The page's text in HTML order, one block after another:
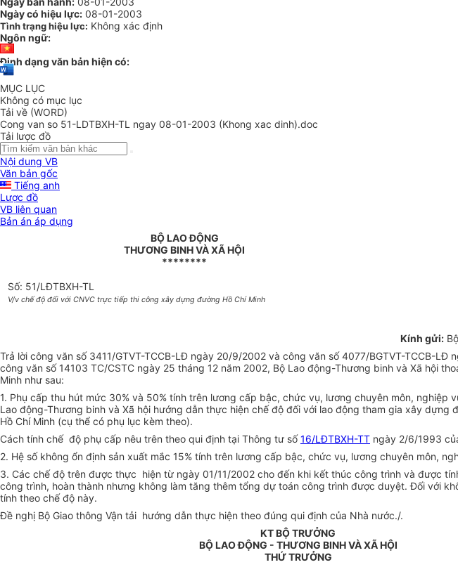
Ngày có hiệu lực: 08-01-2003
Tình trạng hiệu lực: Không xác định
Ngôn ngữ:
Định dạng văn bản hiện có:
MỤC LỤC
Không có mục lục
Tải về (WORD)
Cong van so 51-LDTBXH-TL ngay 08-01-2003 (Khong xac dinh).doc
Tải lược đồ
Nội dung VB
Văn bản gốc
Tiếng anh
Lược đồ
VB liên quan
Bản án áp dụng
BỘ LAO ĐỘNG
THƯƠNG BINH VÀ XÃ HỘI
********
Số: 51/LĐTBXH-TL
V/v chế độ đối với CNVC trực tiếp thi công xây dựng đường Hồ Chí Minh
Kính gửi:
Trả lời công văn số 3411/GTVT-TCCB-LĐ ngày 20/9/2002 và công văn số 4077/BGTVT-TCCB-
công văn số 14103 TC/CSTC ngày 25 tháng 12 năm 2002, Bộ Lao động-Thương binh và Xã hội
Minh như sau:
1. Phụ cấp thu hút mức 30% và 50% tính trên lương cấp bậc, chức vụ, lương chuyên môn, nghiệp
Lao động-Thương binh và Xã hội hướng dẫn thực hiện chế độ đối với lao động tham gia xây
Hồ Chí Minh (cụ thể có phụ lục kèm theo).
Cách tính chế độ phụ cấp nêu trên theo qui định tại Thông tư số16/LĐTBXH-TT ngày 2/6/1993
2. Hệ số không ổn định sản xuất mắc 15% tính trên lương cấp bậc, chức vụ, lương chuyên môn,
3. Các chế độ trên được thực hiện từ ngày 01/11/2002 cho đến khi kết thúc công trình và được
công trình, hoàn thành nhưng không làm tăng thêm tổng dự toán công trình được duyệt. Đối với
tính theo chế độ này.
Đề nghị Bộ Giao thông Vận tải hướng dẫn thực hiện theo đúng qui định của Nhà nước./.
KT BỘ TRƯỞNG
BỘ LAO ĐỘNG - THƯƠNG BINH VÀ XÃ HỘI
THỨ TRƯỞNG